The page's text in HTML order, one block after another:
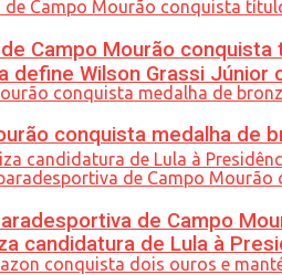
define Wilson Grassi Júnior
candidatura de Lula à
Campo Mourão
conquista medalha de
de Campo